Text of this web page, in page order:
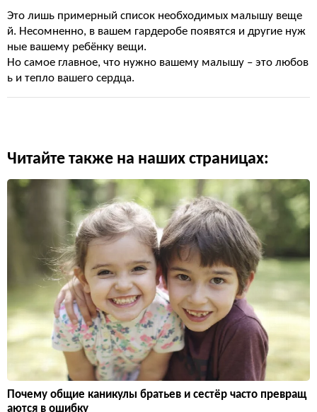
Это лишь примерный список необходимых малышу веще
й. Несомненно, в вашем гардеробе появятся и другие нуж
ные вашему ребёнку вещи.
Но самое главное, что нужно вашему малышу – это любов
ь и тепло вашего сердца.
Читайте также на наших страницах:
Почему общие каникулы братьев и сестёр часто превращ
аются в ошибку